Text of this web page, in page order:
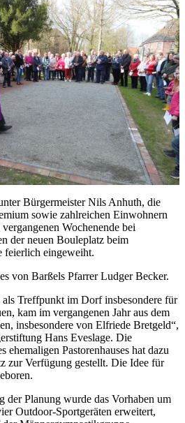
Bürgermeister Nils Anhuth, die
sowie zahlreichen Einwohnern
Wochenende bei
der neuen Bouleplatz beim
feierlich eingeweiht.
von Barßels Pfarrer Ludger Becker.
Treffpunkt im Dorf insbesondere für
kam im vergangenen Jahr aus dem
insbesondere von Elfriede Bretgeld“,
Hans Eveslage. Die
ehemaligen Pastorenhauses hat dazu
zur Verfügung gestellt. Die Idee für
der Planung wurde das Vorhaben um
Outdoor-Sportgeräten erweitert,